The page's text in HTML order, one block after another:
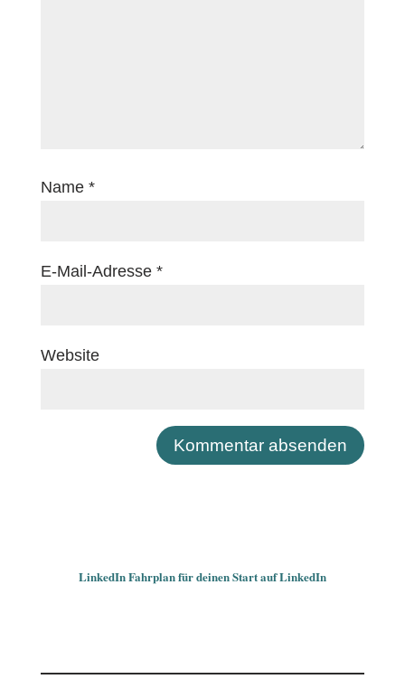
Name *
E-Mail-Adresse *
Website
LinkedIn Fahrplan für deinen Start auf LinkedIn